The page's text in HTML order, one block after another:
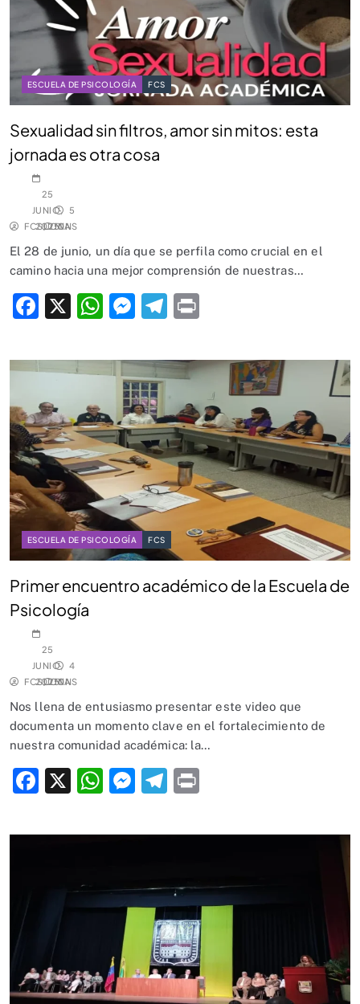
ESCUELA DE PSICOLOGÍA FCS
Sexualidad sin filtros, amor sin mitos: esta
jornada es otra cosa
FCSUCNA
25
JUNIO,
20250
5
MINS
El 28 de junio, un día que se perfila como crucial en el
camino hacia una mejor comprensión de nuestras…
Facebook
X WhatsApp
Messenger
Telegram
ESCUELA DE PSICOLOGÍA FCS
Primer encuentro académico de la Escuela de
Psicología
FCSUCNA
25
JUNIO,
20250
4
MINS
Nos llena de entusiasmo presentar este video que
documenta un momento clave en el fortalecimiento de
nuestra comunidad académica: la…
Facebook
X WhatsApp
Messenger
Telegram